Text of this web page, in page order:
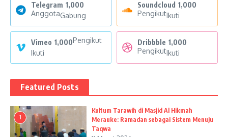
Telegram 1,000
AnggotaGabung
Soundcloud 1,000
PengikutIkuti
Vimeo 1,000Pengikut
Ikuti
Dribbble 1,000
PengikutIkuti
Featured Posts
1
Kultum Tarawih di Masjid Al Hikmah
Merauke: Ramadan sebagai Sistem Menuju
Taqwa